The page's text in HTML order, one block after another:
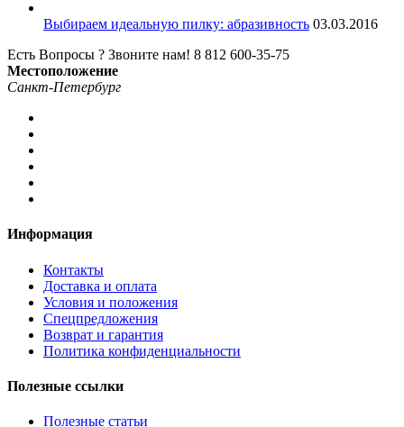
Выбираем идеальную пилку: абразивность 03.03.2016
Есть Вопросы ? Звоните нам! 8 812 600-35-75
Местоположение
Санкт-Петербург
Информация
Контакты
Доставка и оплата
Условия и положения
Спецпредложения
Возврат и гарантия
Политика конфиденциальности
Полезные ссылки
Полезные статьи